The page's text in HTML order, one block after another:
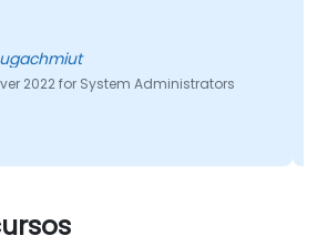
2022 for System Administrators